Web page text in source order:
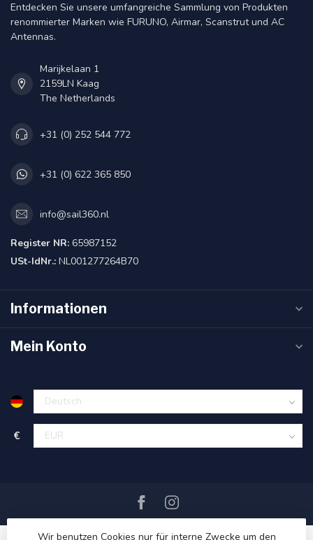
Entdecken Sie unsere umfangreiche Sammlung von Produkten
renommierter Marken wie FURUNO, Airmar, Scanstrut und AC
Antennas.
Marijkelaan 1
2159LN Kaag
The Netherlands
+31 (0) 252 544 772
+31 (0) 622 365 850
info@sail360.nl
Register NR: 65987152
USt-IdNr.: NL001277264B70
Informationen
Mein Konto
€
Wir benutzen Cookies nur für interne Zwecke um den